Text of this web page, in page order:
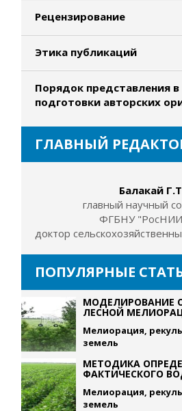
Рецензирование
Этика публикаций
Порядок представления
подготовки авторских
ГЛАВНЫЙ
Балакай
главный научный
ФГБНУ
доктор
ПОПУЛЯРНЫЕ
МОДЕЛИРОВАНИЕ
ЛЕСНОЙ
Мелиорация,
земель
МЕТОДИКА
ФАКТИЧЕСКОГО
Мелиорация,
земель